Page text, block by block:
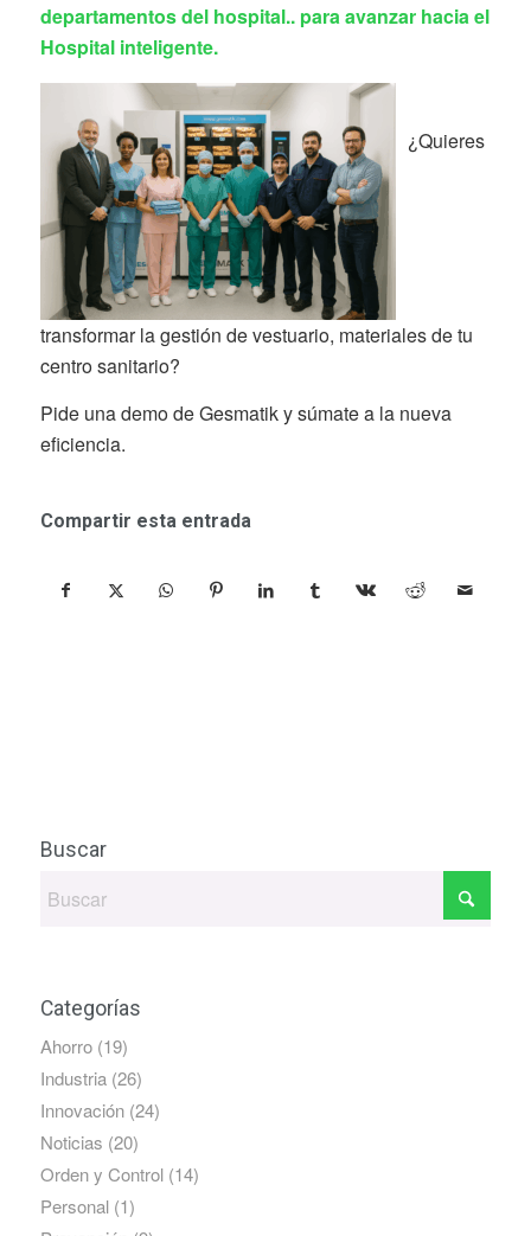
departamentos del hospital.. para avanzar hacia el
Hospital inteligente.
¿Quieres
transformar la gestión de vestuario, materiales de tu
centro sanitario?
Pide una demo de Gesmatik y súmate a la nueva
eficiencia.
Compartir esta entrada
Buscar
Categorías
Ahorro(19)
Industria(26)
Innovación(24)
Noticias (20)
Orden y Control(14)
Personal(1)